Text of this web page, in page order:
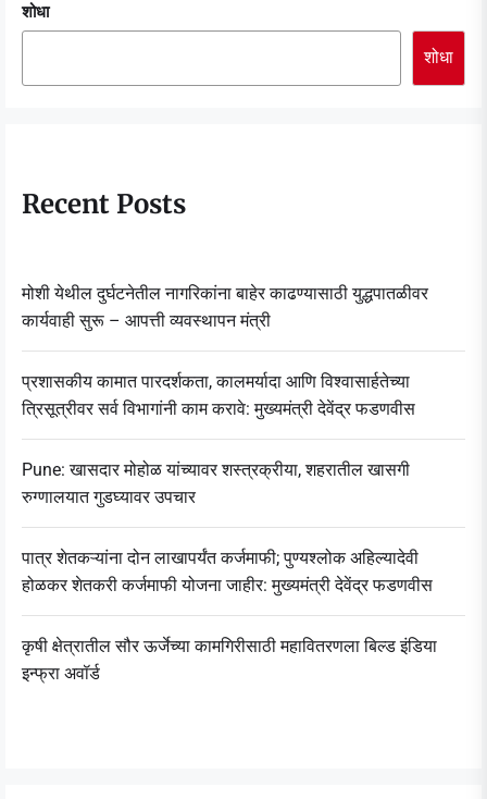
शोधा
शोधा
Recent Posts
मोशी येथील दुर्घटनेतील नागरिकांना बाहेर काढण्यासाठी युद्धपातळीवर
कार्यवाही सुरू – आपत्ती व्यवस्थापन मंत्री
प्रशासकीय कामात पारदर्शकता, कालमर्यादा आणि विश्वासार्हतेच्या
त्रिसूत्रीवर सर्व विभागांनी काम करावे: मुख्यमंत्री देवेंद्र फडणवीस
Pune: खासदार मोहोळ यांच्यावर शस्त्रक्रीया, शहरातील खासगी
रुग्णालयात गुडघ्यावर उपचार
पात्र शेतकऱ्यांना दोन लाखापर्यंत कर्जमाफी; पुण्यश्लोक अहिल्यादेवी
होळकर शेतकरी कर्जमाफी योजना जाहीर: मुख्यमंत्री देवेंद्र फडणवीस
कृषी क्षेत्रातील सौर ऊर्जेच्या कामगिरीसाठी महावितरणला बिल्ड इंडिया
इन्फ्रा अवॉर्ड